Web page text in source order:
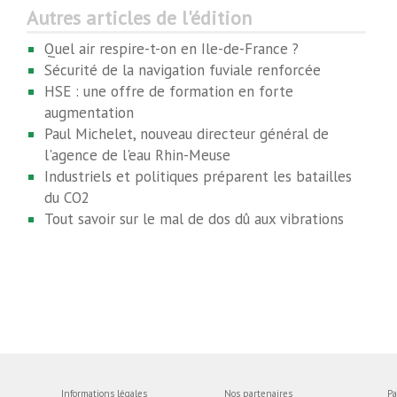
Autres articles de l'édition
Quel air respire-t-on en Ile-de-France ?
Sécurité de la navigation fuviale renforcée
HSE : une offre de formation en forte
augmentation
Paul Michelet, nouveau directeur général de
l'agence de l'eau Rhin-Meuse
Industriels et politiques préparent les batailles
du CO2
Tout savoir sur le mal de dos dû aux vibrations
Informations légales Nos partenaires